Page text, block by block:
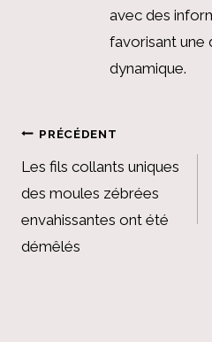
avec des
favorisant une
dynamique.
Navigation
de
l’article
PRÉCÉDENT
Les fils collants uniques
des moules zébrées
envahissantes ont été
démêlés